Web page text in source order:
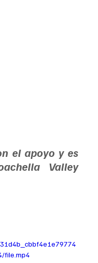
el apoyo y es
Valley
file.mp4